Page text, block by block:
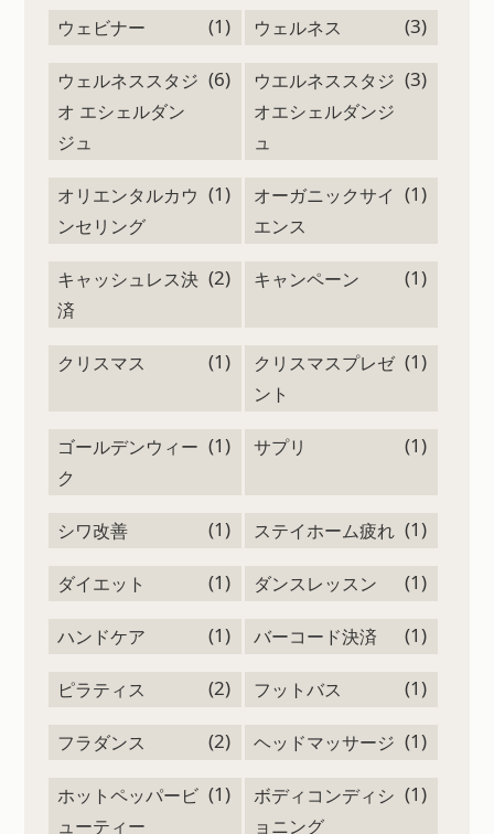
ウェビナー (1) ウェルネス (3)
ウェルネススタジ
オ エシェルダン
ジュ
(6)
ウエルネススタジ
オエシェルダンジ
ュ
(3)
オリエンタルカウ
ンセリング
(1)
オーガニックサイ
エンス
(1)
キャッシュレス決
済
(2) キャンペーン (1)
クリスマス (1)
クリスマスプレゼ
ント
(1)
ゴールデンウィー
ク
(1) サプリ (1)
シワ改善 (1) ステイホーム疲れ (1)
ダイエット (1) ダンスレッスン (1)
ハンドケア (1) バーコード決済 (1)
ピラティス (2) フットバス (1)
フラダンス (2) ヘッドマッサージ (1)
ホットペッパービ
ューティー
(1)
ボディコンディシ
ョニング
(1)